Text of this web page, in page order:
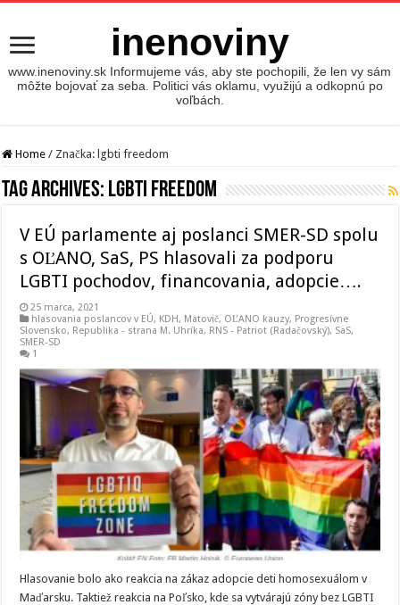
inenoviny
www.inenoviny.sk Informujeme vás, aby ste pochopili, že len vy sám
môžte bojovať za seba. Politici vás oklamu, využijú a odkopnú po
voľbách.
Home / Značka: lgbti freedom
Tag Archives: lgbti freedom
V EÚ parlamente aj poslanci SMER-SD spolu
s OĽANO, SaS, PS hlasovali za podporu
LGBTI pochodov, financovania, adopcie….
25 marca, 2021
hlasovania poslancov v EÚ, KDH, Matovič, OĽANO kauzy, Progresívne
Slovensko, Republika - strana M. Uhríka, RNS - Patriot (Radačovský), SaS,
SMER-SD
1
Hlasovanie bolo ako reakcia na zákaz adopcie deti homosexuálom v
Maďarsku. Taktiež reakcia na Poľsko, kde sa vytvárajú zóny bez LGBTI